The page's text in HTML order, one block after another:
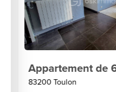
Appartement de
83200 Toulon